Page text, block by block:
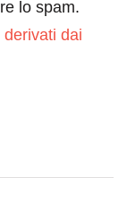
lo spam.
dai